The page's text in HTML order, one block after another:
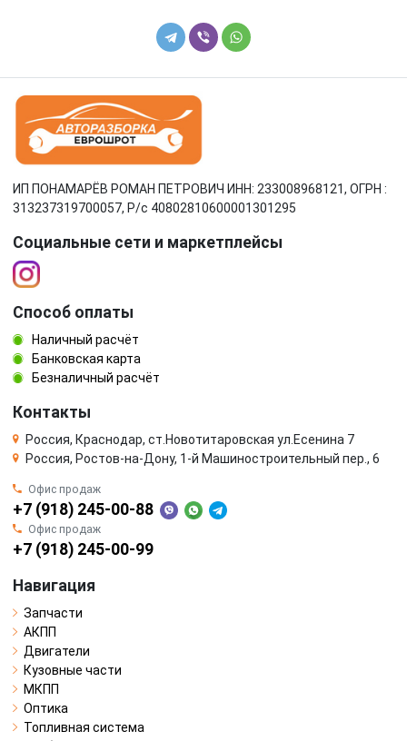
ИП ПОНАМАРЁВ РОМАН ПЕТРОВИЧ ИНН: 233008968121, ОГРН :
313237319700057, Р/c 40802810600001301295
Социальные сети и маркетплейсы
Способ оплаты
Наличный расчёт
Банковская карта
Безналичный расчёт
Контакты
Россия, Краснодар, ст.Новотитаровская ул.Есенина 7
Россия, Ростов-на-Дону, 1-й Машиностроительный пер., 6
Офис продаж
+7 (918) 245-00-88
Офис продаж
+7 (918) 245-00-99
Навигация
Запчасти
АКПП
Двигатели
Кузовные части
МКПП
Оптика
Топливная система